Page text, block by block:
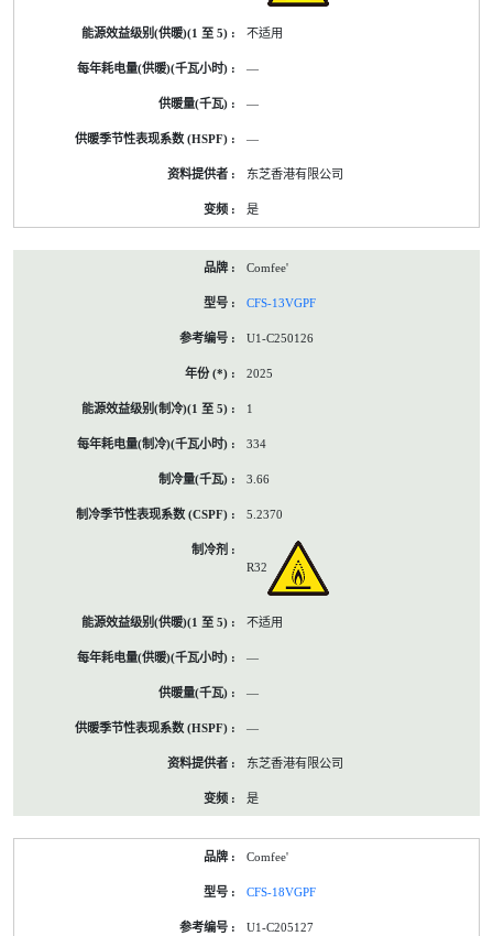
不适用
—
—
—
东芝香港有限公司
是
Comfee'
CFS-13VGPF
U1-C250126
2025
1
334
3.66
5.2370
R32
不适用
—
—
—
东芝香港有限公司
是
Comfee'
CFS-18VGPF
U1-C205127